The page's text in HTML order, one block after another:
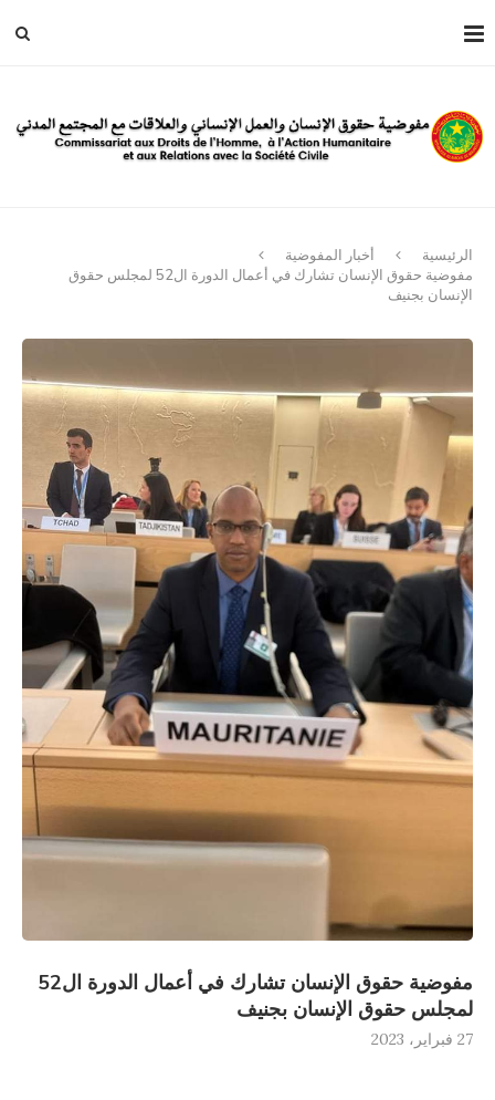
الرئيسية
أخبار المفوضية
مفوضية حقوق الإنسان تشارك في أعمال الدورة ال52 لمجلس حقوق
الإنسان بجنيف
مفوضية حقوق الإنسان تشارك في أعمال الدورة ال52
لمجلس حقوق الإنسان بجنيف
27 فبراير، 2023